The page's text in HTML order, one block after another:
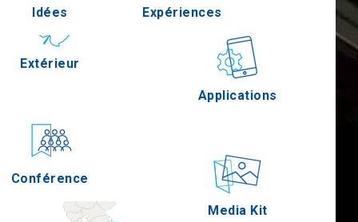
Serres
Extérieur Gastronomie
Conférence
Applications
Media Kit
Idées Expériences